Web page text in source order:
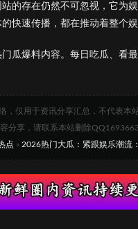
的存在仍然不可忽视，它为
快速传播，都在推动着整个娱
瓜爆料内容。每日吃瓜、看
，仅用于资讯分享汇总，不代表本站
分享，请联系本站删除
点 » 2026热门大瓜：紧跟娱乐潮流